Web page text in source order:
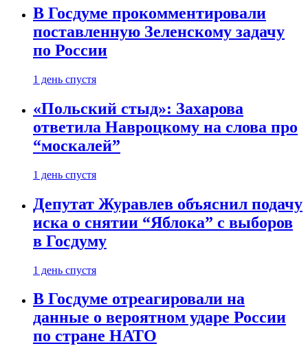
В Госдуме прокомментировали
поставленную Зеленскому задачу
по России
1 день спустя
«Польский стыд»: Захарова
ответила Навроцкому на слова про
“москалей”
1 день спустя
Депутат Журавлев объяснил подачу
иска о снятии “Яблока” с выборов
в Госдуму
1 день спустя
В Госдуме отреагировали на
данные о вероятном ударе России
по стране НАТО